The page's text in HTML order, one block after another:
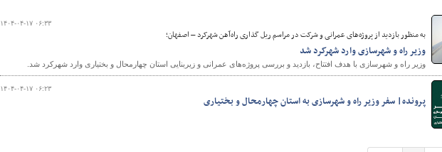
۱۴۰۴-۰۴-۱۷ ۰۶:۳۳
به منظور بازدید از پروژه‌های عمرانی و شرکت در مراسم ریل گذاری راه‌آهن شهرکرد – اصفهان؛
وزیر راه و شهرسازی وارد شهرکرد شد
وزیر راه و شهرسازی با هدف افتتاح، بازدید و بررسی پروژه‌های عمرانی و زیربنایی استان چهارمحال و بختیاری وارد شهرکرد شد.
۱۴۰۴-۰۴-۱۷ ۰۶:۲۳
پرونده| سفر وزیر راه و شهرسازی به استان‌ چهارمحال و بختیاری